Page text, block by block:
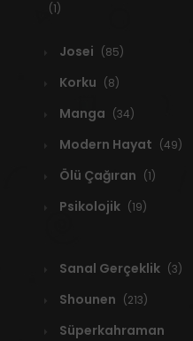
(1)
Josei (85)
Korku (8)
Manga (34)
Modern Hayat (49)
Ölü Çağıran (1)
Psikolojik (19)
Sanal Gerçeklik (3)
Shounen (213)
Süperkahraman